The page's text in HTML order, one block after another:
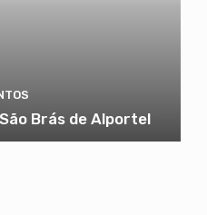
Brás de Alportel